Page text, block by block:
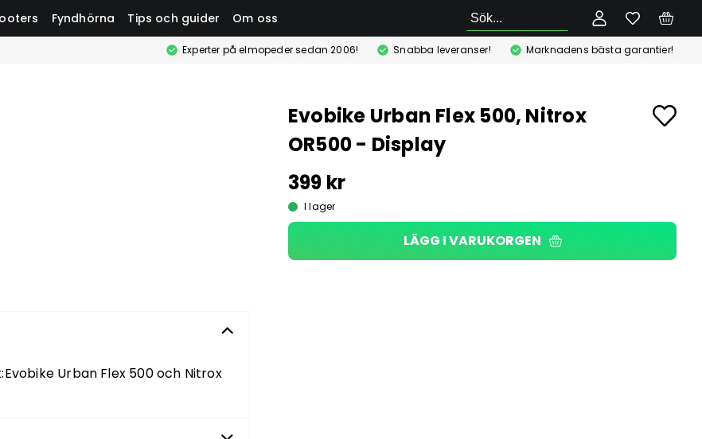
Fyndhörna Tips och guider Om oss Sök
Experter på elmopeder sedan 2006! Snabba leveranser! Marknadens bästa garantier!
Evobike Urban Flex 500, Nitrox
OR500 - Display
399 kr
I lager
LÄGG I VARUKORGEN
Urban Flex 500 och Nitrox